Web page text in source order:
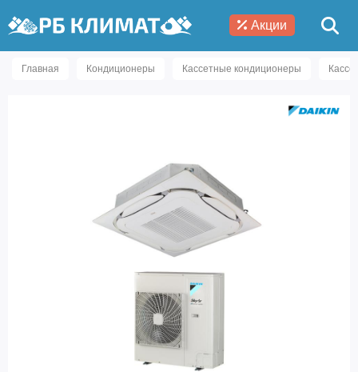
Акции
Главная Кондиционеры Кассетные кондиционеры